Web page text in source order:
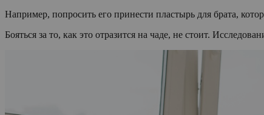
Например, попросить его принести пластырь для брата,
Бояться за то, как это отразится на чаде, не стоит.